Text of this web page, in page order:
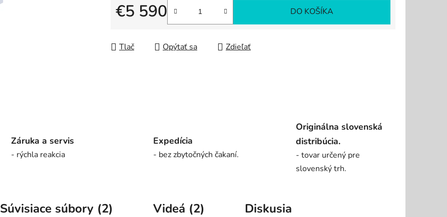
€5 590
Jednotková cena:
DO KOŠÍKA
Tlač Opýtať sa Zdieľať
Záruka a servis
- rýchla reakcia
Expedícia
- bez zbytočných čakaní.
Originálna slovenská
distribúcia.
- tovar určený pre
slovenský trh.
Súvisiace súbory (2) Videá (2) Diskusia